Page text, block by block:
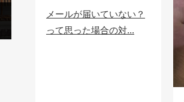
メールが届いていない？
って思った場合の対...